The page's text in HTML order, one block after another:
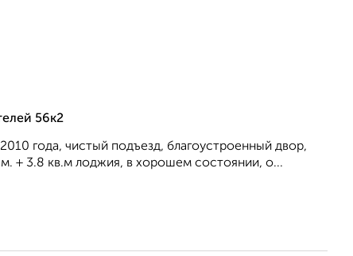
56к2
года, чистый подъезд, благоустроенный двор,
+ 3.8 кв.м лоджия, в хорошем состоянии, о...